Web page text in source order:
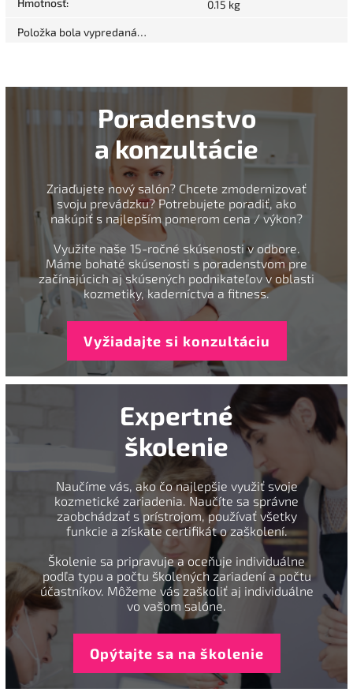
Hmotnosť: 0.15 kg
Položka bola vypredaná…
Poradenstvo
a konzultácie
Zriaďujete nový salón? Chcete zmodernizovať
svoju prevádzku? Potrebujete poradiť, ako
nakúpiť s najlepším pomerom cena / výkon?
Využite naše 15-ročné skúsenosti v odbore.
Máme bohaté skúsenosti s poradenstvom pre
začínajúcich aj skúsených podnikateľov v oblasti
kozmetiky, kaderníctva a fitness.
Vyžiadajte si konzultáciu
Expertné
školenie
Naučíme vás, ako čo najlepšie využiť svoje
kozmetické zariadenia. Naučíte sa správne
zaobchádzať s prístrojom, používať všetky
funkcie a získate certifikát o zaškolení.
Školenie sa pripravuje a oceňuje individuálne
podľa typu a počtu školených zariadení a počtu
účastníkov. Môžeme vás zaškoliť aj individuálne
vo vašom salóne.
Opýtajte sa na školenie